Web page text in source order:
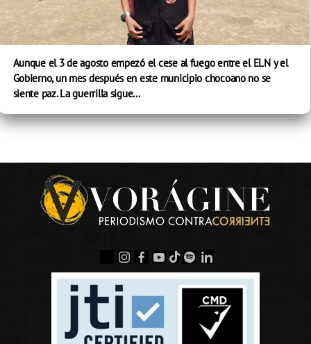
Aunque el 3 de agosto empezó el cese al fuego entre el ELN y el
Gobierno, un mes después en este municipio chocoano no se
siente paz. La guerrilla sigue...